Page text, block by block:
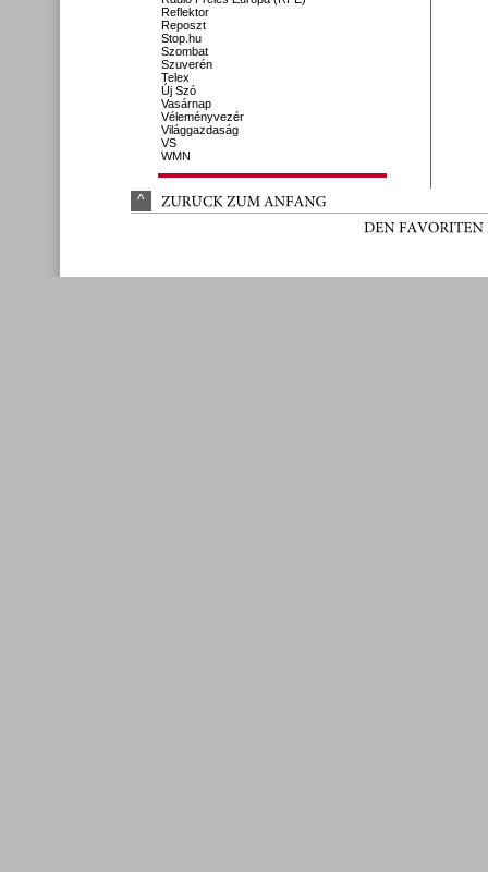
Reflektor
Reposzt
Stop.hu
Szombat
Szuverén
Telex
Új Szó
Vasárnap
Véleményvezér
Világgazdaság
VS
WMN
^ ZURÜCK ZUM ANFANG
DEN FAVORITEN